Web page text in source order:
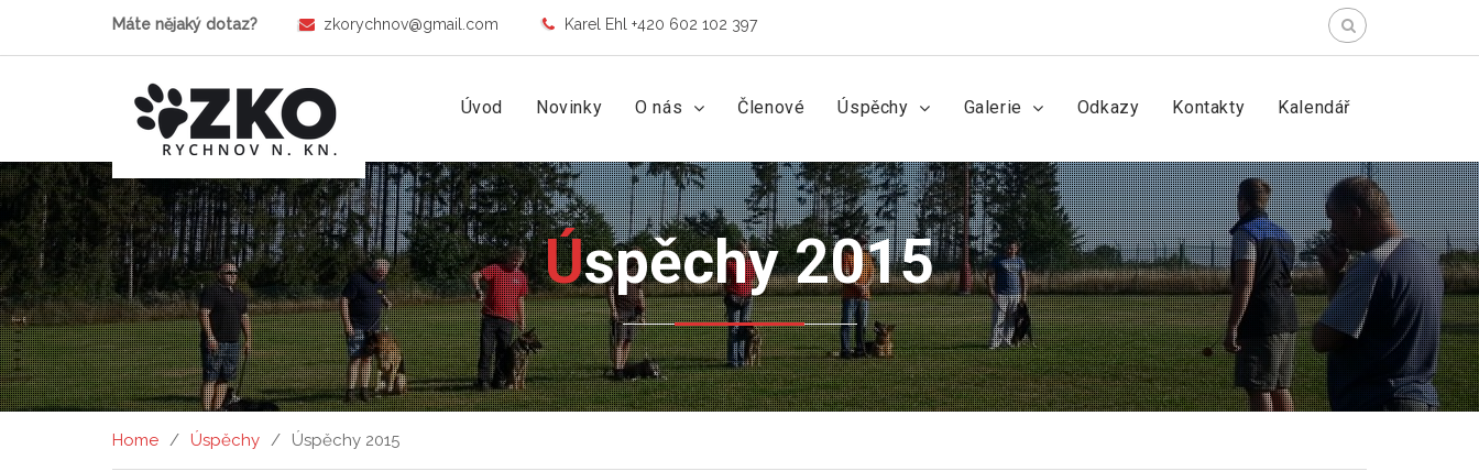
Máte nějaký dotaz? zkorychnov@gmail.com Karel Ehl +420 602 102 397
Úvod Novinky O nás Členové Úspěchy Galerie Odkazy Kontakty Kalendář
Úspěchy 2015
Home Úspěchy Úspěchy 2015